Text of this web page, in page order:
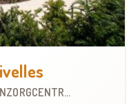
(WZC)